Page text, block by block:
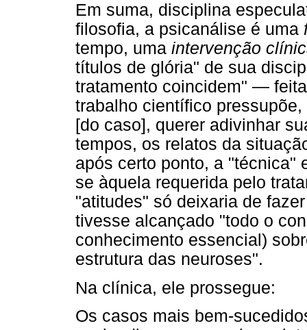
Em suma, disciplina
filosofia, a psicanálise é uma
tempo, uma intervenção
títulos de glória" de sua
tratamento coincidem" —
trabalho científico
[do caso], querer adivinhar
tempos, os relatos da
após certo ponto, a "técnica"
se àquela requerida pelo
"atitudes" só deixaria de
tivesse alcançado "todo o
conhecimento essencial)
estrutura das neuroses".
Na clínica, ele prossegue:
Os casos mais bem-